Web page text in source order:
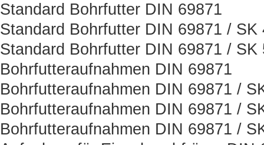
Standard Bohrfutter DIN 69871
Standard Bohrfutter DIN 69871 / SK
Standard Bohrfutter DIN 69871 / SK
Bohrfutteraufnahmen DIN 69871
Bohrfutteraufnahmen DIN 69871 /
Bohrfutteraufnahmen DIN 69871 /
Bohrfutteraufnahmen DIN 69871 /